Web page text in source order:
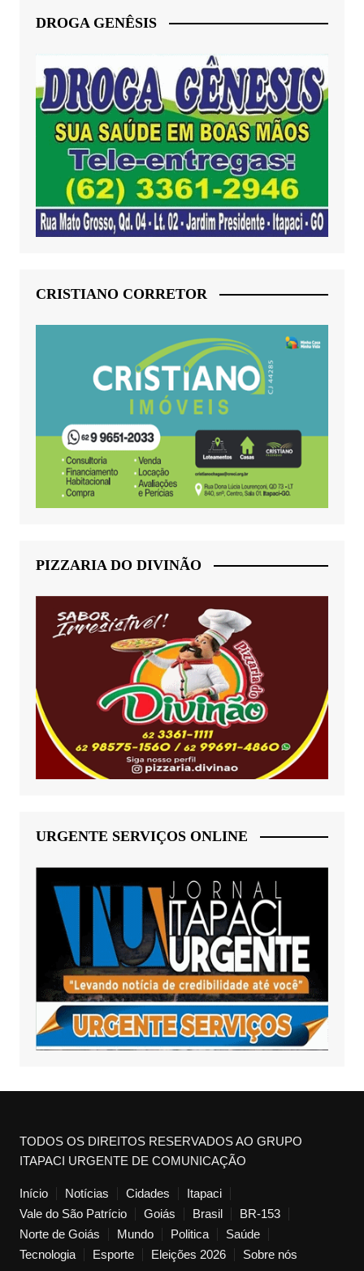
DROGA GENÊSIS
CRISTIANO CORRETOR
PIZZARIA DO DIVINÃO
URGENTE SERVIÇOS ONLINE
TODOS OS DIREITOS RESERVADOS AO GRUPO
ITAPACI URGENTE DE COMUNICAÇÃO
Início Notícias Cidades
Itapaci
Vale do São Patrício
Goiás Brasil
BR-153
Norte de Goiás
Mundo Politica
Saúde
Tecnologia
Esporte Eleições 2026 Sobre nós